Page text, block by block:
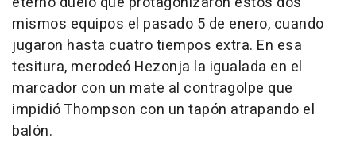
mismos equipos el pasado 5 de enero, cuando
jugaron hasta cuatro tiempos extra. En esa
tesitura, merodeó Hezonja la igualada en el
marcador con un mate al contragolpe que
impidió Thompson con un tapón atrapando el
balón.